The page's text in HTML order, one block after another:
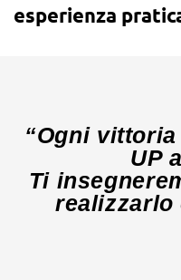
esperienza
“Ogni
UP
Ti
realizzarlo